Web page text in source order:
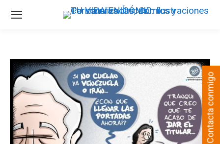
Contacta conmigo